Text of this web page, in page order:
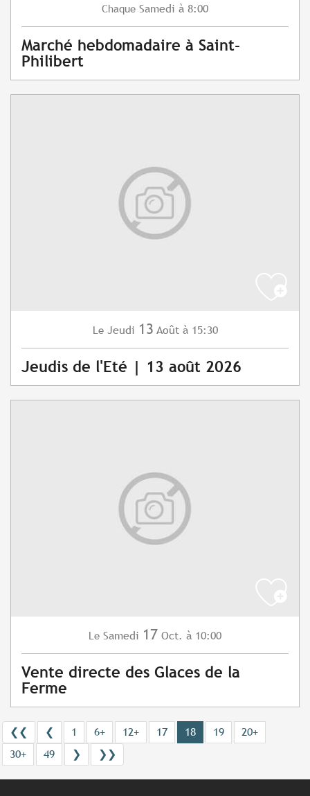
Chaque Samedi à 8:00
Marché hebdomadaire à Saint-
Philibert
Le Jeudi 13 Août à 15:30
Jeudis de l'Eté | 13 août 2026
Le Samedi 17 Oct. à 10:00
Vente directe des Glaces de la
Ferme
❮❮ ❮ 1 6+ 12+ 17 18 19
20+
30+
49 ❯ ❯❯